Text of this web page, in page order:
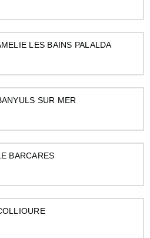
LES BAINS PALALDA
SUR MER
BARCARES